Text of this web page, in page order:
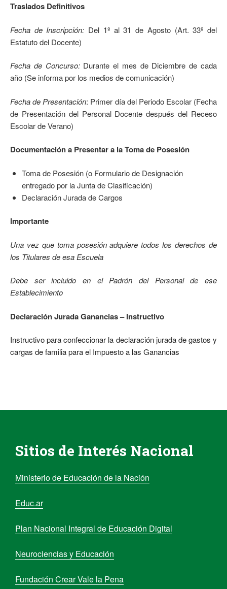
Traslados Definitivos
Fecha de Inscripción: Del 1º al 31 de Agosto (Art. 33º del
Estatuto del Docente)
Fecha de Concurso:Durante el mes de Diciembre de cada
año (Se informa por los medios de comunicación)
Fecha de Presentación: Primer día del Periodo Escolar (Fecha
de Presentación del Personal Docente después del Receso
Escolar de Verano)
Documentación a Presentar a la Toma de Posesión
Toma de Posesión (o Formulario de Designación
entregado por la Junta de Clasificación)
Declaración Jurada de Cargos
Importante
Una vez que toma posesión adquiere todos los derechos de
los Titulares de esa Escuela
Debe ser incluido en el Padrón del Personal de ese
Establecimiento
Declaración Jurada Ganancias – Instructivo
Instructivo para confeccionar la declaración jurada de gastos y
cargas de familia para el Impuesto a las Ganancias
Sitios de Interés Nacional
Ministerio de Educación de la Nación
Educ.ar
Plan Nacional Integral de Educación Digital
Neurociencias y Educación
Fundación Crear Vale la Pena